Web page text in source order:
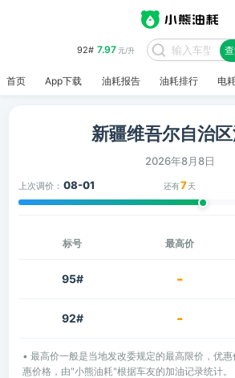
92# 7.97元/升
首页 App下载 油耗报告 油耗排行 电
新疆维吾尔自治
2026年8月8日
上次调价： 08-01 还有7天
标号 最高价
95# -
92# -
• 最高价一般是当地发改委规定的最高限价，优
惠价格，由"小熊油耗"根据车友的加油记录统计。